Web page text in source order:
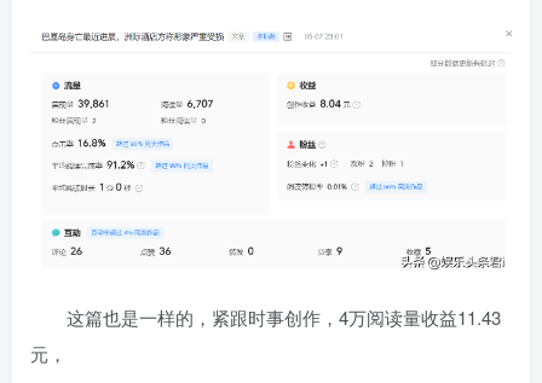
这篇也是一样的，紧跟时事创作，4万阅读量收益11.43
元，